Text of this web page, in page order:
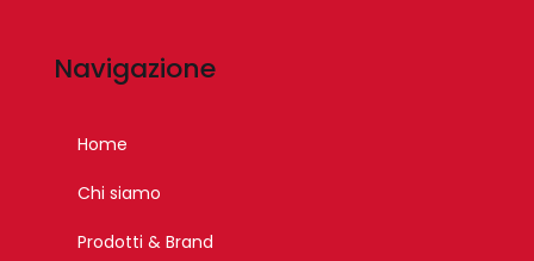
Navigazione
Home
Chi siamo
Prodotti & Brand